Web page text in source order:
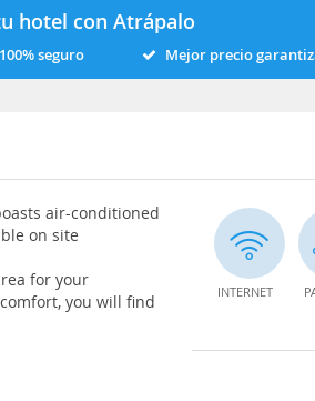
hotel con Atrápalo
seguro Mejor precio
air-conditioned
on site
for your
you will find
INTERNET